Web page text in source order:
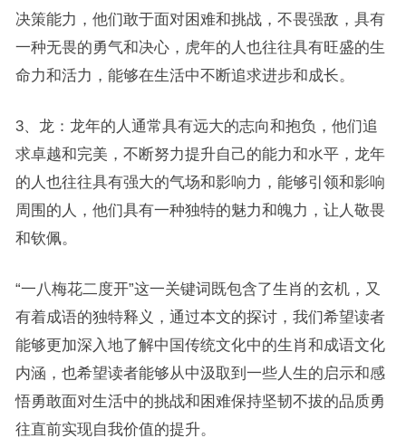
决策能力，他们敢于面对困难和挑战，不畏强敌，具有
一种无畏的勇气和决心，虎年的人也往往具有旺盛的生
命力和活力，能够在生活中不断追求进步和成长。
3、龙：龙年的人通常具有远大的志向和抱负，他们追
求卓越和完美，不断努力提升自己的能力和水平，龙年
的人也往往具有强大的气场和影响力，能够引领和影响
周围的人，他们具有一种独特的魅力和魄力，让人敬畏
和钦佩。
“一八梅花二度开”这一关键词既包含了生肖的玄机，又
有着成语的独特释义，通过本文的探讨，我们希望读者
能够更加深入地了解中国传统文化中的生肖和成语文化
内涵，也希望读者能够从中汲取到一些人生的启示和感
悟勇敢面对生活中的挑战和困难保持坚韧不拔的品质勇
往直前实现自我价值的提升。